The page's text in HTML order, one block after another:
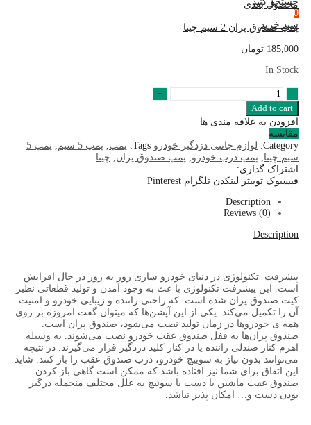
0
سبد خرید
محصول بعدی
پمپ صندوق پران 2 سیم چیتا
185,000 تومان
In Stock
پمپ
صندوق
پران
5
سیم
چیتا
quantity
Add to cart
افزودن به علاقه مندی ها
مقایسه
Category: لوازم جانبی دزدگیر خودرو Tags: پمپ پمپ 5 سیم
پمپ 5
سیم چیتا
پمپ درب خودرو پمپ صندوق پران
چیتا
اشتراک گذاری:
فیسبوک توییتر لینکدن تلگرام Pinterest
Description
Reviews (0)
Description
پیشرفت تکنولوژی در دنیای خودرو سازی روز به روز در حال افزایش
است. این پیشرفت تکنولوژی با عث به وجود آمدن و تولید قطعاتی نظیر
کیت صندوق پران شده است. که راحتی راننده و زیبایی خودرو و امنیت
آن را تکمیل می‌کند. یکی از این آپشن‌ها که میتوان گفت امروزه بر روی
همه ی خودروها در زمان تولید نصب می‌شود، صندوق پران است.
صندوق پران‌ها به قفل صندوق عقب خودرو نصب می‌شوند. به وسیله
اهرم کنار صندلی راننده یا در کنار کلید دزدگیر قرار می‌گیرند. در نتیچه
می‌توانند بدون نیاز به سوییچ خودرو، درب صندوق عقب را باز کنند. شاید
این اتفاق برای شما نیز افتاده باشد که ممکن است گاهی باز کردن
صندوق عقب ماشین با دست یا سوئیچ به علل مختلف منجمله درگیر
بودن دست و… امکان پذیر نباشد.